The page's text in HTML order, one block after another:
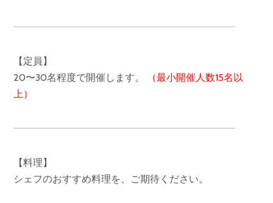
【定員】
20〜30名程度で開催します。
（最小開催人数15名以
上）
【料理】
シェフのおすすめ料理を、ご期待ください。